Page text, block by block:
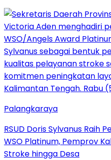
Palangkaraya
RSUD Doris Sylvanus Raih
WSO Platinum, Pemprov
Stroke hingga Desa